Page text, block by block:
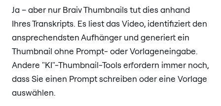
Ja – aber nur Braiv Thumbnails tut dies anhand
Ihres Transkripts. Es liest das Video, identifiziert den
ansprechendsten Aufhänger und generiert ein
Thumbnail ohne Prompt- oder Vorlageneingabe.
Andere "KI"-Thumbnail-Tools erfordern immer noch,
dass Sie einen Prompt schreiben oder eine Vorlage
auswählen.